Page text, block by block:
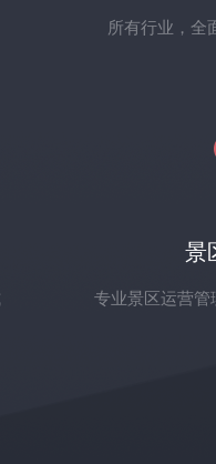
所有行业，全
景
专业景区运营管